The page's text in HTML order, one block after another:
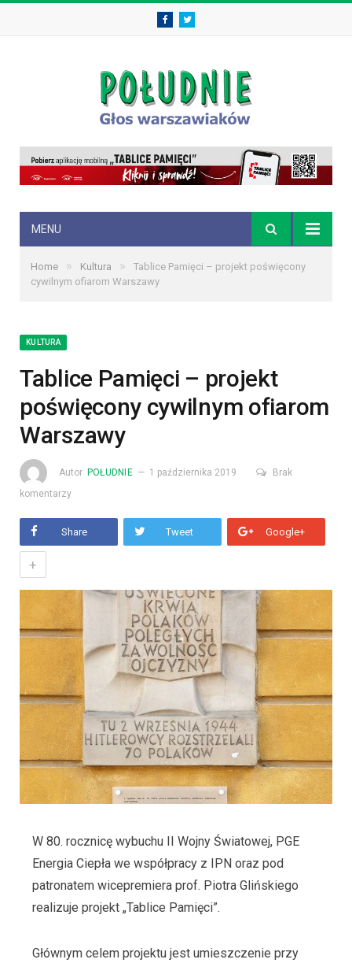
FacebookTwitter
MENU
Home » Kultura »
Tablice Pamięci – projekt poświęcony
cywilnym ofiarom Warszawy
KULTURA
Tablice Pamięci – projekt
poświęcony cywilnym ofiarom
Warszawy
Autor POŁUDNIE 1 października 2019
Brak
komentarzy
Share Tweet Google+
+
W 80. rocznicę wybuchu II Wojny Światowej, PGE
Energia Ciepła we współpracy z IPN oraz pod
patronatem wicepremiera prof. Piotra Glińskiego
realizuje projekt „Tablice Pamięci”.
Głównym celem projektu jest umieszczenie przy